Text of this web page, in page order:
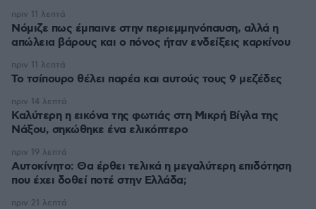
Νόμιζε πως έμπαινε στην περιεμμηνόπαυση, αλλά η
απώλεια βάρους και ο πόνος ήταν ενδείξεις καρκίνου
πριν 11 λεπτά
Το τσίπουρο θέλει παρέα και αυτούς τους 9 μεζέδες
πριν 11 λεπτά
Καλύτερη η εικόνα της φωτιάς στη Μικρή Βίγλα της
Νάξου, σηκώθηκε ένα ελικόπτερο
πριν 14 λεπτά
Αυτοκίνητο: Θα έρθει τελικά η μεγαλύτερη επιδότηση
που έχει δοθεί ποτέ στην Ελλάδα;
πριν 19 λεπτά
πριν 21 λεπτά